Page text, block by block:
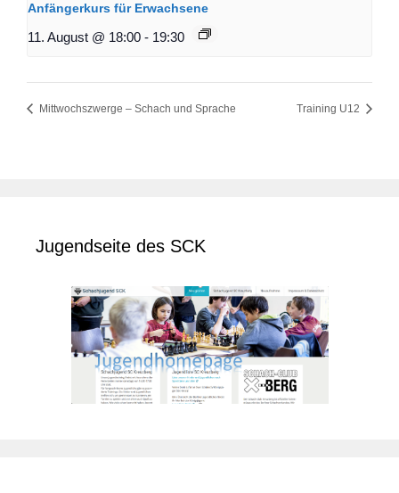
Anfängerkurs für Erwachsene
11. August @ 18:00 - 19:30
Mittwochszwerge – Schach und Sprache Training U12
Jugendseite des SCK